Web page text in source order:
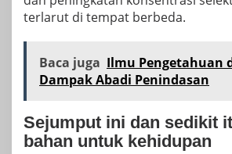
terlarut di tempat berbeda.
Baca juga Ilmu Pengetahuan
Dampak Abadi Penindasan
Sejumput ini dan sedikit
bahan untuk kehidupan